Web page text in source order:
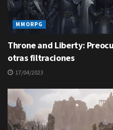
MMORPG
Throne and Liberty:
otras filtraciones
17/04/2023